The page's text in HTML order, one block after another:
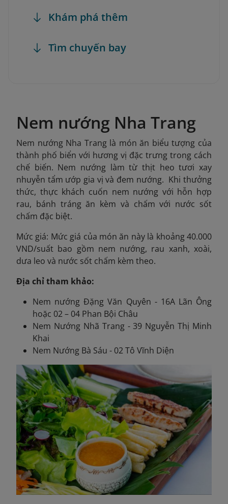
Khám phá thêm
Tìm chuyến bay
Nem nướng Nha Trang
Nem nướng Nha Trang là món ăn biểu tượng của
thành phố biển với hương vị đặc trưng trong cách
chế biến. Nem nướng làm từ thịt heo tươi xay
nhuyễn tẩm ướp gia vị và đem nướng. Khi thưởng
thức, thực khách cuốn nem nướng với hỗn hợp
rau, bánh tráng ăn kèm và chấm với nước sốt
chấm đặc biệt.
Mức giá: Mức giá của món ăn này là khoảng 40.000
VND/suất bao gồm nem nướng, rau xanh, xoài,
dưa leo và nước sốt chấm kèm theo.
Địa chỉ tham khảo:
Nem nướng Đặng Văn Quyên - 16A Lãn Ông
hoặc 02 – 04 Phan Bội Châu
Nem Nướng Nhã Trang - 39 Nguyễn Thị Minh
Khai
Nem Nướng Bà Sáu - 02 Tô Vĩnh Diện